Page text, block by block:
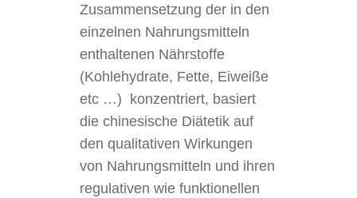
Zusammensetzung der in den
einzelnen Nahrungsmitteln
enthaltenen Nährstoffe
(Kohlehydrate, Fette, Eiweiße
etc …) konzentriert, basiert
die chinesische Diätetik auf
den qualitativen Wirkungen
von Nahrungsmitteln und ihren
regulativen wie funktionellen